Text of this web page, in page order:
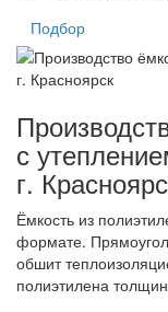
Подбор
с
г.
Ёмкость из
формате.
обшит
полиэтилена